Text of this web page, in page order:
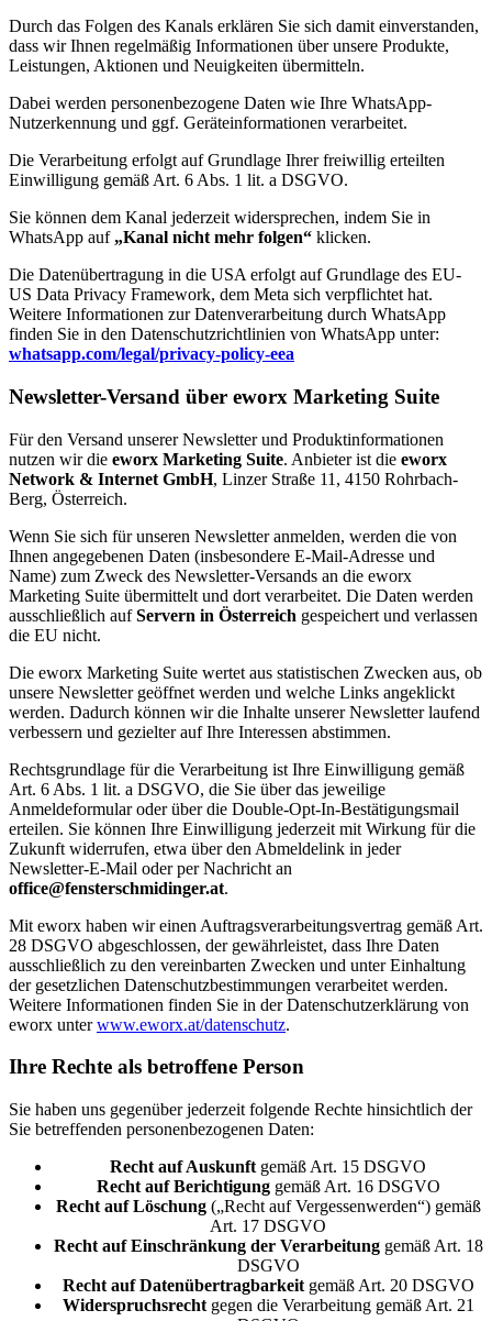
Durch das Folgen des Kanals erklären Sie sich damit einverstanden,
dass wir Ihnen regelmäßig Informationen über unsere Produkte,
Leistungen, Aktionen und Neuigkeiten übermitteln.
Dabei werden personenbezogene Daten wie Ihre WhatsApp-
Nutzerkennung und ggf. Geräteinformationen verarbeitet.
Die Verarbeitung erfolgt auf Grundlage Ihrer freiwillig erteilten
Einwilligung gemäß Art. 6 Abs. 1 lit. a DSGVO.
Sie können dem Kanal jederzeit widersprechen, indem Sie in
WhatsApp auf „Kanal nicht mehr folgen“ klicken.
Die Datenübertragung in die USA erfolgt auf Grundlage des EU-
US Data Privacy Framework, dem Meta sich verpflichtet hat.
Weitere Informationen zur Datenverarbeitung durch WhatsApp
finden Sie in den Datenschutzrichtlinien von WhatsApp unter:
whatsapp.com/legal/privacy-policy-eea
Newsletter-Versand über eworx Marketing Suite
Für den Versand unserer Newsletter und Produktinformationen
nutzen wir die eworx Marketing Suite. Anbieter ist die eworx
Network & Internet GmbH, Linzer Straße 11, 4150 Rohrbach-
Berg, Österreich.
Wenn Sie sich für unseren Newsletter anmelden, werden die von
Ihnen angegebenen Daten (insbesondere E-Mail-Adresse und
Name) zum Zweck des Newsletter-Versands an die eworx
Marketing Suite übermittelt und dort verarbeitet. Die Daten werden
ausschließlich aufServern in Österreich gespeichert und verlassen
die EU nicht.
Die eworx Marketing Suite wertet aus statistischen Zwecken aus, ob
unsere Newsletter geöffnet werden und welche Links angeklickt
werden. Dadurch können wir die Inhalte unserer Newsletter laufend
verbessern und gezielter auf Ihre Interessen abstimmen.
Rechtsgrundlage für die Verarbeitung ist Ihre Einwilligung gemäß
Art. 6 Abs. 1 lit. a DSGVO, die Sie über das jeweilige
Anmeldeformular oder über die Double-Opt-In-Bestätigungsmail
erteilen. Sie können Ihre Einwilligung jederzeit mit Wirkung für die
Zukunft widerrufen, etwa über den Abmeldelink in jeder
Newsletter-E-Mail oder per Nachricht an
office@fensterschmidinger.at.
Mit eworx haben wir einen Auftragsverarbeitungsvertrag gemäß Art.
28 DSGVO abgeschlossen, der gewährleistet, dass Ihre Daten
ausschließlich zu den vereinbarten Zwecken und unter Einhaltung
der gesetzlichen Datenschutzbestimmungen verarbeitet werden.
Weitere Informationen finden Sie in der Datenschutzerklärung von
eworx unterwww.eworx.at/datenschutz.
Ihre Rechte als betroffene Person
Sie haben uns gegenüber jederzeit folgende Rechte hinsichtlich der
Sie betreffenden personenbezogenen Daten:
Recht auf Auskunft gemäß Art. 15 DSGVO
Recht auf Berichtigunggemäß Art. 16 DSGVO
Recht auf Löschung(„Recht auf Vergessenwerden“) gemäß
Art. 17 DSGVO
Recht auf Einschränkung der Verarbeitunggemäß Art. 18
DSGVO
Recht auf Datenübertragbarkeitgemäß Art. 20 DSGVO
Widerspruchsrechtgegen die Verarbeitung gemäß Art. 21